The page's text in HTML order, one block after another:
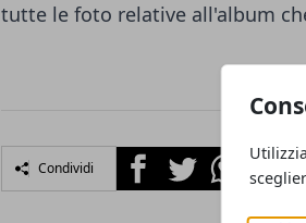
tutte le foto relative all'album
Condividi FacebookTwitterWhatsapp